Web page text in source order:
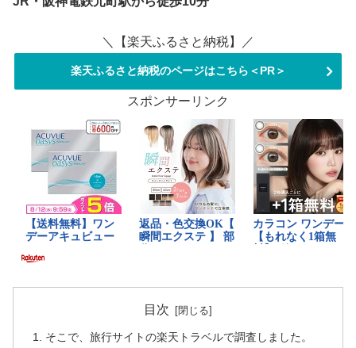
＼【楽天ふるさと納税】／
楽天ふるさと納税のページはこちら＜PR＞
スポンサーリンク
目次
そこで、旅行サイトの楽天トラベルで調査しました。